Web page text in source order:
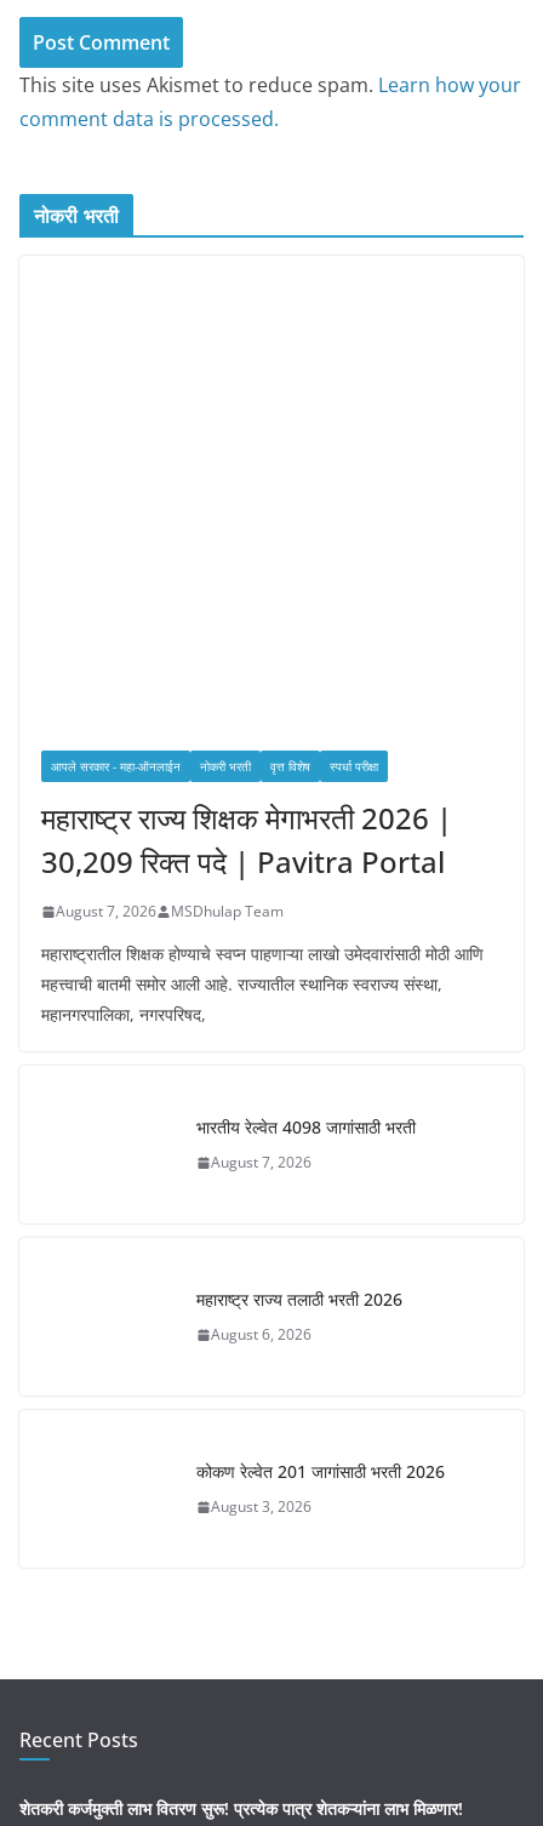
This site uses Akismet to reduce spam. Learn how your
comment data is processed.
नोकरी भरती
आपले सरकार - महा-ऑनलाईन नोकरी भरती वृत्त विशेष स्पर्धा परीक्षा
महाराष्ट्र राज्य शिक्षक मेगाभरती 2026 |
30,209 रिक्त पदे | Pavitra Portal
August 7, 2026 MSDhulap Team
महाराष्ट्रातील शिक्षक होण्याचे स्वप्न पाहणाऱ्या लाखो उमेदवारांसाठी मोठी आणि
महत्त्वाची बातमी समोर आली आहे. राज्यातील स्थानिक स्वराज्य संस्था,
महानगरपालिका, नगरपरिषद,
भारतीय रेल्वेत 4098 जागांसाठी भरती
August 7, 2026
महाराष्ट्र राज्य तलाठी भरती 2026
August 6, 2026
कोकण रेल्वेत 201 जागांसाठी भरती 2026
August 3, 2026
Recent Posts
शेतकरी कर्जमुक्ती लाभ वितरण सुरू! प्रत्येक पात्र शेतकऱ्यांना लाभ मिळणार!